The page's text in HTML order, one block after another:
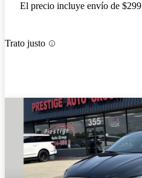
El precio incluye envío de $299
Trato justo